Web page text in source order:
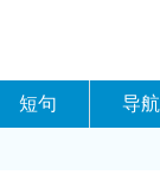
短句 导航